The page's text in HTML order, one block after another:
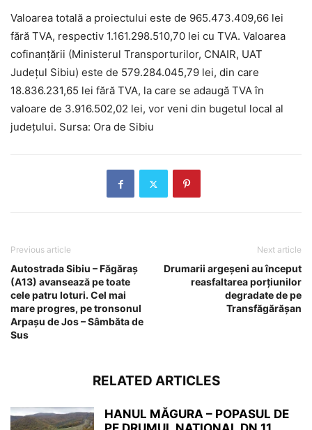
Valoarea totală a proiectului este de 965.473.409,66 lei
fără TVA, respectiv 1.161.298.510,70 lei cu TVA. Valoarea
cofinanțării (Ministerul Transporturilor, CNAIR, UAT
Județul Sibiu) este de 579.284.045,79 lei, din care
18.836.231,65 lei fără TVA, la care se adaugă TVA în
valoare de 3.916.502,02 lei, vor veni din bugetul local al
județului. Sursa: Ora de Sibiu
Previous article
Autostrada Sibiu – Făgăraș
(A13) avansează pe toate
cele patru loturi. Cel mai
mare progres, pe tronsonul
Arpașu de Jos – Sâmbăta de
Sus
Next article
Drumarii argeșeni au început
reasfaltarea porțiunilor
degradate de pe
Transfăgărășan
RELATED ARTICLES
HANUL MĂGURA – POPASUL DE